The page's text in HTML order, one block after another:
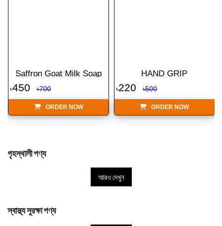
Saffron Goat Milk Soap
৳450 ৳700
ORDER NOW
HAND GRIP
৳220 ৳500
ORDER NOW
গৃহস্থালী পণ্য
আরও দেখুন
স্বাস্থ্য সুরক্ষা পণ্য